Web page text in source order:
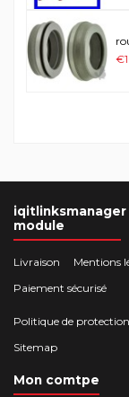
iqitlinksmanager
module
Livraison Mentions
Paiement sécurisé
Politique de
Sitemap
Mon comtpe